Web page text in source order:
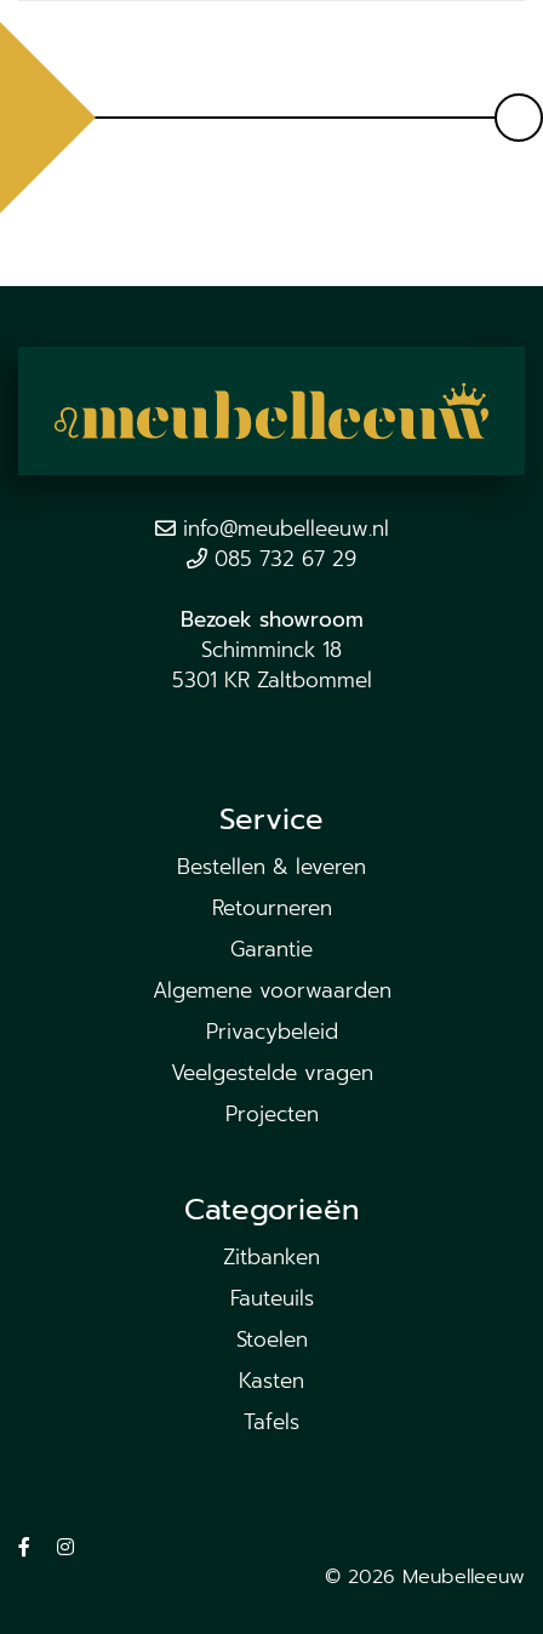
info@meubelleeuw.nl
085 732 67 29
Bezoek showroom
Schimminck 18
5301 KR Zaltbommel
Service
Bestellen & leveren
Retourneren
Garantie
Algemene voorwaarden
Privacybeleid
Veelgestelde vragen
Projecten
Categorieën
Zitbanken
Fauteuils
Stoelen
Kasten
Tafels
© 2026 Meubelleeuw